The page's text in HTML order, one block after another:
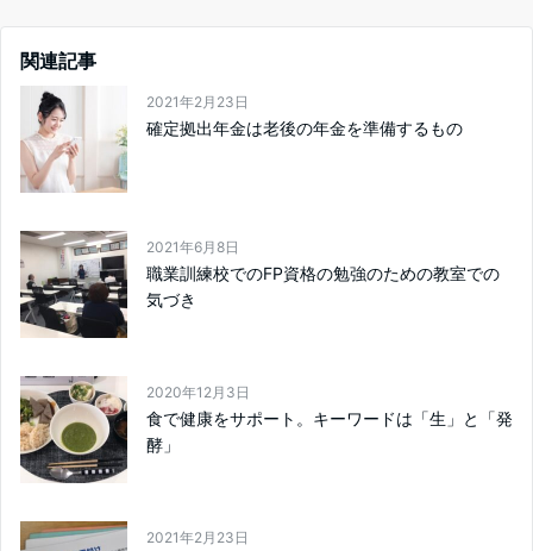
関連記事
2021年2月23日
確定拠出年金は老後の年金を準備するもの
2021年6月8日
職業訓練校でのFP資格の勉強のための教室での
気づき
2020年12月3日
食で健康をサポート。キーワードは「生」と「発
酵」
2021年2月23日